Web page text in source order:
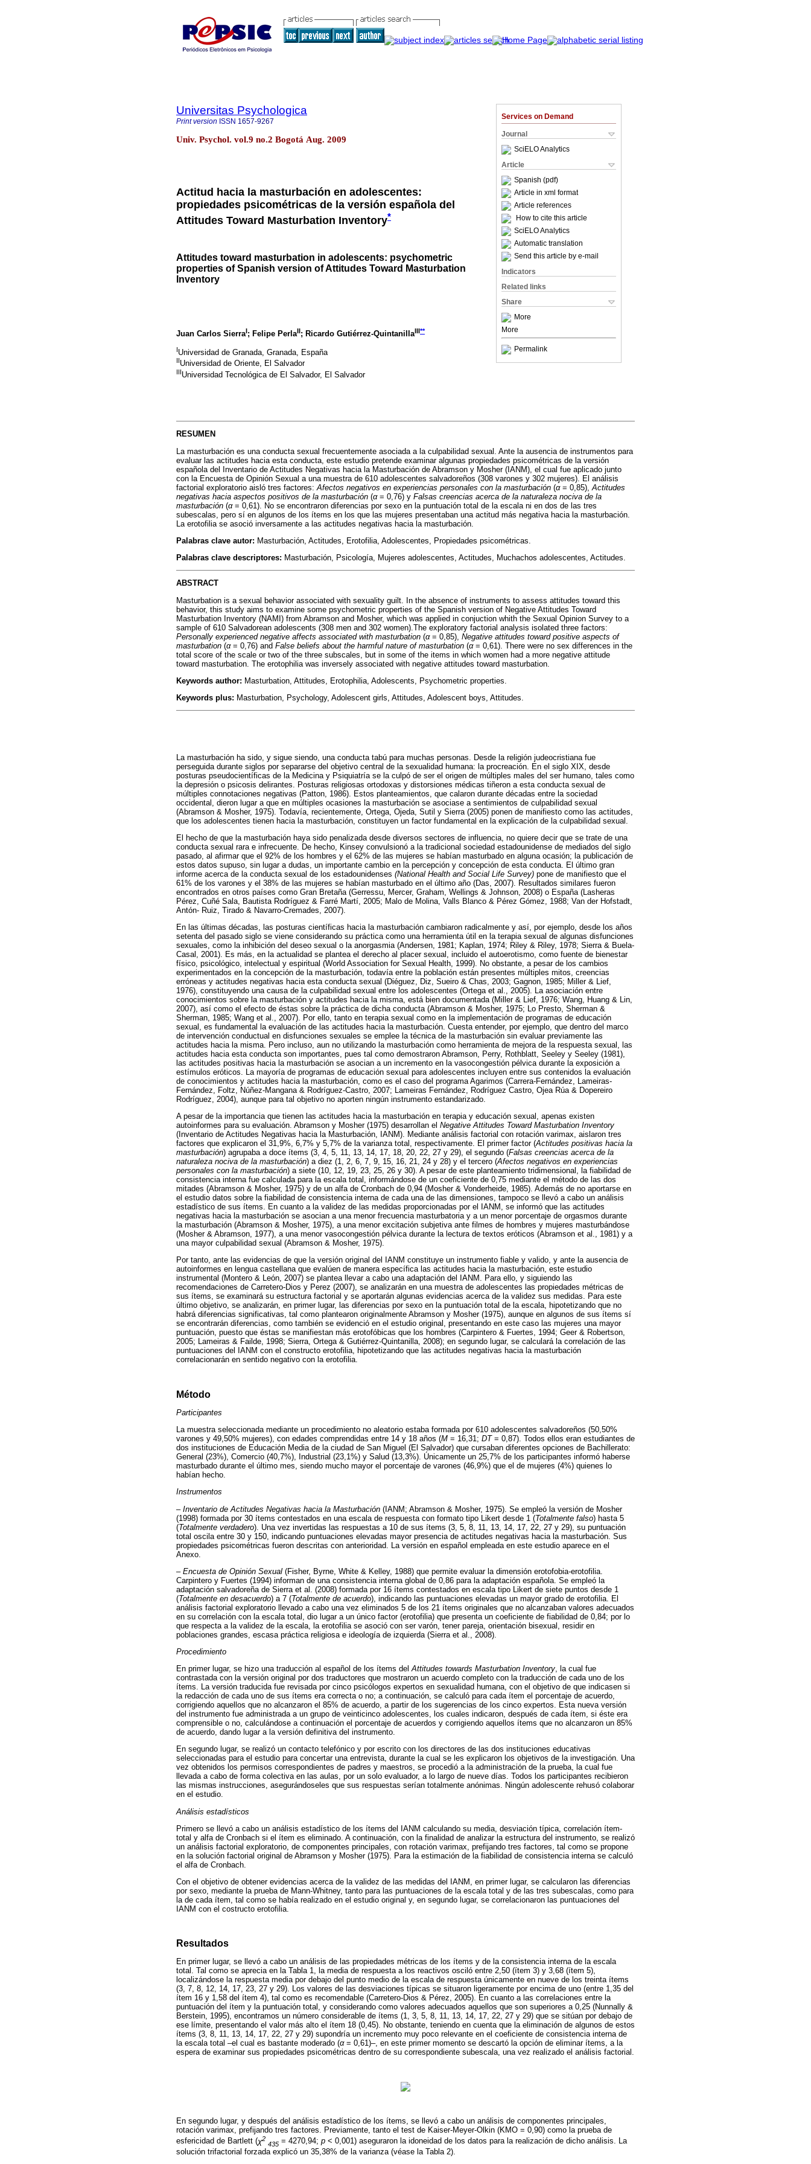
Services on Demand
Journal
SciELO Analytics
Article
Spanish (pdf)
Article in xml format
Article references
How to cite this article
SciELO Analytics
Automatic translation
Send this article by e-mail
Indicators
Related links
Share
More
More
Permalink
Universitas Psychologica
Print version ISSN 1657-9267
Univ. Psychol. vol.9 no.2 Bogotá Aug. 2009
Actitud hacia la masturbación en adolescentes:
propiedades psicométricas de la versión española del
Attitudes Toward Masturbation Inventory*
Attitudes toward masturbation in adolescents: psychometric
properties of Spanish version of Attitudes Toward Masturbation
Inventory
Juan Carlos SierraI; Felipe PerlaII; Ricardo Gutiérrez-QuintanillaIII**
IUniversidad de Granada, Granada, España
IIUniversidad de Oriente, El Salvador
IIIUniversidad Tecnológica de El Salvador, El Salvador
RESUMEN
La masturbación es una conducta sexual frecuentemente asociada a la culpabilidad sexual. Ante la ausencia de instrumentos para
evaluar las actitudes hacia esta conducta, este estudio pretende examinar algunas propiedades psicométricas de la versión
española del Inventario de Actitudes Negativas hacia la Masturbación de Abramson y Mosher (IANM), el cual fue aplicado junto
con la Encuesta de Opinión Sexual a una muestra de 610 adolescentes salvadoreños (308 varones y 302 mujeres). El análisis
factorial exploratorio aisló tres factores: Afectos negativos en experiencias personales con la masturbación (α= 0,85), Actitudes
negativas hacia aspectos positivos de la masturbación (α= 0,76) y Falsas creencias acerca de la naturaleza nociva de la
masturbación (α= 0,61). No se encontraron diferencias por sexo en la puntuación total de la escala ni en dos de las tres
subescalas, pero sí en algunos de los ítems en los que las mujeres presentaban una actitud más negativa hacia la masturbación.
La erotofilia se asoció inversamente a las actitudes negativas hacia la masturbación.
Palabras clave autor: Masturbación, Actitudes, Erotofilia, Adolescentes, Propiedades psicométricas.
Palabras clave descriptores: Masturbación, Psicología, Mujeres adolescentes, Actitudes, Muchachos adolescentes, Actitudes.
ABSTRACT
Masturbation is a sexual behavior associated with sexuality guilt. In the absence of instruments to assess attitudes toward this
behavior, this study aims to examine some psychometric properties of the Spanish version of Negative Attitudes Toward
Masturbation Inventory (NAMI) from Abramson and Mosher, which was applied in conjuction whith the Sexual Opinion Survey to a
sample of 610 Salvadorean adolescents (308 men and 302 women).The exploratory factorial analysis isolated three factors:
Personally experienced negative affects associated with masturbation (α= 0,85), Negative attitudes toward positive aspects of
masturbation (α= 0,76) and False beliefs about the harmful nature of masturbation (α= 0,61). There were no sex differences in the
total score of the scale or two of the three subscales, but in some of the items in which women had a more negative attitude
toward masturbation. The erotophilia was inversely associated with negative attitudes toward masturbation.
Keywords author: Masturbation, Attitudes, Erotophilia, Adolescents, Psychometric properties.
Keywords plus: Masturbation, Psychology, Adolescent girls, Attitudes, Adolescent boys, Attitudes.
La masturbación ha sido, y sigue siendo, una conducta tabú para muchas personas. Desde la religión judeocristiana fue
perseguida durante siglos por separarse del objetivo central de la sexualidad humana: la procreación. En el siglo XIX, desde
posturas pseudocientíficas de la Medicina y Psiquiatría se la culpó de ser el origen de múltiples males del ser humano, tales como
la depresión o psicosis delirantes. Posturas religiosas ortodoxas y distorsiones médicas tiñeron a esta conducta sexual de
múltiples connotaciones negativas (Patton, 1986). Estos planteamientos, que calaron durante décadas entre la sociedad
occidental, dieron lugar a que en múltiples ocasiones la masturbación se asociase a sentimientos de culpabilidad sexual
(Abramson & Mosher, 1975). Todavía, recientemente, Ortega, Ojeda, Sutil y Sierra (2005) ponen de manifiesto como las actitudes,
que los adolescentes tienen hacia la masturbación, constituyen un factor fundamental en la explicación de la culpabilidad sexual.
El hecho de que la masturbación haya sido penalizada desde diversos sectores de influencia, no quiere decir que se trate de una
conducta sexual rara e infrecuente. De hecho, Kinsey convulsionó a la tradicional sociedad estadounidense de mediados del siglo
pasado, al afirmar que el 92% de los hombres y el 62% de las mujeres se habían masturbado en alguna ocasión; la publicación de
estos datos supuso, sin lugar a dudas, un importante cambio en la percepción y concepción de esta conducta. El último gran
informe acerca de la conducta sexual de los estadounidenses (National Health and Social Life Survey) pone de manifiesto que el
61% de los varones y el 38% de las mujeres se habían masturbado en el último año (Das, 2007). Resultados similares fueron
encontrados en otros países como Gran Bretaña (Gerressu, Mercer, Graham, Wellings & Johnson, 2008) o España (Lasheras
Pérez, Cuñé Sala, Bautista Rodríguez & Farré Martí, 2005; Malo de Molina, Valls Blanco & Pérez Gómez, 1988; Van der Hofstadt,
Antón- Ruiz, Tirado & Navarro-Cremades, 2007).
En las últimas décadas, las posturas científicas hacia la masturbación cambiaron radicalmente y así, por ejemplo, desde los años
setenta del pasado siglo se viene considerando su práctica como una herramienta útil en la terapia sexual de algunas disfunciones
sexuales, como la inhibición del deseo sexual o la anorgasmia (Andersen, 1981; Kaplan, 1974; Riley & Riley, 1978; Sierra & Buela-
Casal, 2001). Es más, en la actualidad se plantea el derecho al placer sexual, incluido el autoerotismo, como fuente de bienestar
físico, psicológico, intelectual y espiritual (World Association for Sexual Health, 1999). No obstante, a pesar de los cambios
experimentados en la concepción de la masturbación, todavía entre la población están presentes múltiples mitos, creencias
erróneas y actitudes negativas hacia esta conducta sexual (Diéguez, Diz, Sueiro & Chas, 2003; Gagnon, 1985; Miller & Lief,
1976), constituyendo una causa de la culpabilidad sexual entre los adolescentes (Ortega et al., 2005). La asociación entre
conocimientos sobre la masturbación y actitudes hacia la misma, está bien documentada (Miller & Lief, 1976; Wang, Huang & Lin,
2007), así como el efecto de éstas sobre la práctica de dicha conducta (Abramson & Mosher, 1975; Lo Presto, Sherman &
Sherman, 1985; Wang et al., 2007). Por ello, tanto en terapia sexual como en la implementación de programas de educación
sexual, es fundamental la evaluación de las actitudes hacia la masturbación. Cuesta entender, por ejemplo, que dentro del marco
de intervención conductual en disfunciones sexuales se emplee la técnica de la masturbación sin evaluar previamente las
actitudes hacia la misma. Pero incluso, aun no utilizando la masturbación como herramienta de mejora de la respuesta sexual, las
actitudes hacia esta conducta son importantes, pues tal como demostraron Abramson, Perry, Rothblatt, Seeley y Seeley (1981),
las actitudes positivas hacia la masturbación se asocian a un incremento en la vasocongestión pélvica durante la exposición a
estímulos eróticos. La mayoría de programas de educación sexual para adolescentes incluyen entre sus contenidos la evaluación
de conocimientos y actitudes hacia la masturbación, como es el caso del programa Agarimos (Carrera-Fernández, Lameiras-
Fernández, Foltz, Núñez-Mangana & Rodríguez-Castro, 2007; Lameiras Fernández, Rodríguez Castro, Ojea Rúa & Dopereiro
Rodríguez, 2004), aunque para tal objetivo no aporten ningún instrumento estandarizado.
A pesar de la importancia que tienen las actitudes hacia la masturbación en terapia y educación sexual, apenas existen
autoinformes para su evaluación. Abramson y Mosher (1975) desarrollan el Negative Attitudes Toward Masturbation Inventory
(Inventario de Actitudes Negativas hacia la Masturbación, IANM). Mediante análisis factorial con rotación varimax, aislaron tres
factores que explicaron el 31,9%, 6,7% y 5,7% de la varianza total, respectivamente. El primer factor (Actitudes positivas hacia la
masturbación) agrupaba a doce ítems (3, 4, 5, 11, 13, 14, 17, 18, 20, 22, 27 y 29), el segundo (Falsas creencias acerca de la
naturaleza nociva de la masturbación) a diez (1, 2, 6, 7, 9, 15, 16, 21, 24 y 28) y el tercero (Afectos negativos en experiencias
personales con la masturbación) a siete (10, 12, 19, 23, 25, 26 y 30). A pesar de este planteamiento tridimensional, la fiabilidad de
consistencia interna fue calculada para la escala total, informándose de un coeficiente de 0,75 mediante el método de las dos
mitades (Abramson & Mosher, 1975) y de un alfa de Cronbach de 0,94 (Mosher & Vonderheide, 1985). Además de no aportarse en
el estudio datos sobre la fiabilidad de consistencia interna de cada una de las dimensiones, tampoco se llevó a cabo un análisis
estadístico de sus ítems. En cuanto a la validez de las medidas proporcionadas por el IANM, se informó que las actitudes
negativas hacia la masturbación se asocian a una menor frecuencia masturbatoria y a un menor porcentaje de orgasmos durante
la masturbación (Abramson & Mosher, 1975), a una menor excitación subjetiva ante filmes de hombres y mujeres masturbándose
(Mosher & Abramson, 1977), a una menor vasocongestión pélvica durante la lectura de textos eróticos (Abramson et al., 1981) y a
una mayor culpabilidad sexual (Abramson & Mosher, 1975).
Por tanto, ante las evidencias de que la versión original del IANM constituye un instrumento fiable y valido, y ante la ausencia de
autoinformes en lengua castellana que evalúen de manera específica las actitudes hacia la masturbación, este estudio
instrumental (Montero & León, 2007) se plantea llevar a cabo una adaptación del IANM. Para ello, y siguiendo las
recomendaciones de Carretero-Dios y Perez (2007), se analizarán en una muestra de adolescentes las propiedades métricas de
sus ítems, se examinará su estructura factorial y se aportarán algunas evidencias acerca de la validez sus medidas. Para este
último objetivo, se analizarán, en primer lugar, las diferencias por sexo en la puntuación total de la escala, hipotetizando que no
habrá diferencias significativas, tal como plantearon originalmente Abramson y Mosher (1975), aunque en algunos de sus ítems sí
se encontrarán diferencias, como también se evidenció en el estudio original, presentando en este caso las mujeres una mayor
puntuación, puesto que éstas se manifiestan más erotofóbicas que los hombres (Carpintero & Fuertes, 1994; Geer & Robertson,
2005; Lameiras & Failde, 1998; Sierra, Ortega & Gutiérrez-Quintanilla, 2008); en segundo lugar, se calculará la correlación de las
puntuaciones del IANM con el constructo erotofilia, hipotetizando que las actitudes negativas hacia la masturbación
correlacionarán en sentido negativo con la erotofilia.
Método
Participantes
La muestra seleccionada mediante un procedimiento no aleatorio estaba formada por 610 adolescentes salvadoreños (50,50%
varones y 49,50% mujeres), con edades comprendidas entre 14 y 18 años (M = 16,31; DT= 0,87). Todos ellos eran estudiantes de
dos instituciones de Educación Media de la ciudad de San Miguel (El Salvador) que cursaban diferentes opciones de Bachillerato:
General (23%), Comercio (40,7%), Industrial (23,1%) y Salud (13,3%). Únicamente un 25,7% de los participantes informó haberse
masturbado durante el último mes, siendo mucho mayor el porcentaje de varones (46,9%) que el de mujeres (4%) quienes lo
habían hecho.
Instrumentos
– Inventario de Actitudes Negativas hacia la Masturbación (IANM; Abramson & Mosher, 1975). Se empleó la versión de Mosher
(1998) formada por 30 ítems contestados en una escala de respuesta con formato tipo Likert desde 1 (Totalmente falso) hasta 5
(Totalmente verdadero). Una vez invertidas las respuestas a 10 de sus ítems (3, 5, 8, 11, 13, 14, 17, 22, 27 y 29), su puntuación
total oscila entre 30 y 150, indicando puntuaciones elevadas mayor presencia de actitudes negativas hacia la masturbación. Sus
propiedades psicométricas fueron descritas con anterioridad. La versión en español empleada en este estudio aparece en el
Anexo.
– Encuesta de Opinión Sexual (Fisher, Byrne, White & Kelley, 1988) que permite evaluar la dimensión erotofobia-erotofilia.
Carpintero y Fuertes (1994) informan de una consistencia interna global de 0,86 para la adaptación española. Se empleó la
adaptación salvadoreña de Sierra et al. (2008) formada por 16 ítems contestados en escala tipo Likert de siete puntos desde 1
(Totalmente en desacuerdo) a 7 (Totalmente de acuerdo), indicando las puntuaciones elevadas un mayor grado de erotofilia. El
análisis factorial exploratorio llevado a cabo una vez eliminados 5 de los 21 ítems originales que no alcanzaban valores adecuados
en su correlación con la escala total, dio lugar a un único factor (erotofilia) que presenta un coeficiente de fiabilidad de 0,84; por lo
que respecta a la validez de la escala, la erotofilia se asoció con ser varón, tener pareja, orientación bisexual, residir en
poblaciones grandes, escasa práctica religiosa e ideología de izquierda (Sierra et al., 2008).
Procedimiento
En primer lugar, se hizo una traducción al español de los ítems delAttitudes towards Masturbation Inventory, la cual fue
contrastada con la versión original por dos traductores que mostraron un acuerdo completo con la traducción de cada uno de los
ítems. La versión traducida fue revisada por cinco psicólogos expertos en sexualidad humana, con el objetivo de que indicasen si
la redacción de cada uno de sus ítems era correcta o no; a continuación, se calculó para cada ítem el porcentaje de acuerdo,
corrigiendo aquellos que no alcanzaron el 85% de acuerdo, a partir de los sugerencias de los cinco expertos. Esta nueva versión
del instrumento fue administrada a un grupo de veinticinco adolescentes, los cuales indicaron, después de cada ítem, si éste era
comprensible o no, calculándose a continuación el porcentaje de acuerdos y corrigiendo aquellos ítems que no alcanzaron un 85%
de acuerdo, dando lugar a la versión definitiva del instrumento.
En segundo lugar, se realizó un contacto telefónico y por escrito con los directores de las dos instituciones educativas
seleccionadas para el estudio para concertar una entrevista, durante la cual se les explicaron los objetivos de la investigación. Una
vez obtenidos los permisos correspondientes de padres y maestros, se procedió a la administración de la prueba, la cual fue
llevada a cabo de forma colectiva en las aulas, por un solo evaluador, a lo largo de nueve días. Todos los participantes recibieron
las mismas instrucciones, asegurándoseles que sus respuestas serían totalmente anónimas. Ningún adolescente rehusó colaborar
en el estudio.
Análisis estadísticos
Primero se llevó a cabo un análisis estadístico de los ítems del IANM calculando su media, desviación típica, correlación ítem-
total y alfa de Cronbach si el ítem es eliminado. A continuación, con la finalidad de analizar la estructura del instrumento, se realizó
un análisis factorial exploratorio, de componentes principales, con rotación varimax, prefijando tres factores, tal como se propone
en la solución factorial original de Abramson y Mosher (1975). Para la estimación de la fiabilidad de consistencia interna se calculó
el alfa de Cronbach.
Con el objetivo de obtener evidencias acerca de la validez de las medidas del IANM, en primer lugar, se calcularon las diferencias
por sexo, mediante la prueba de Mann-Whitney, tanto para las puntuaciones de la escala total y de las tres subescalas, como para
la de cada ítem, tal como se había realizado en el estudio original y, en segundo lugar, se correlacionaron las puntuaciones del
IANM con el costructo erotofilia.
Resultados
En primer lugar, se llevó a cabo un análisis de las propiedades métricas de los ítems y de la consistencia interna de la escala
total. Tal como se aprecia en la Tabla 1, la media de respuesta a los reactivos osciló entre 2,50 (ítem 3) y 3,68 (ítem 5),
localizándose la respuesta media por debajo del punto medio de la escala de respuesta únicamente en nueve de los treinta ítems
(3, 7, 8, 12, 14, 17, 23, 27 y 29). Los valores de las desviaciones típicas se situaron ligeramente por encima de uno (entre 1,35 del
ítem 16 y 1,58 del ítem 4), tal como es recomendable (Carretero-Dios & Pérez, 2005). En cuanto a las correlaciones entre la
puntuación del ítem y la puntuación total, y considerando como valores adecuados aquellos que son superiores a 0,25 (Nunnally &
Berstein, 1995), encontramos un número considerable de ítems (1, 3, 5, 8, 11, 13, 14, 17, 22, 27 y 29) que se sitúan por debajo de
ese límite, presentando el valor más alto el ítem 18 (0,45). No obstante, teniendo en cuenta que la eliminación de algunos de estos
ítems (3, 8, 11, 13, 14, 17, 22, 27 y 29) supondría un incremento muy poco relevante en el coeficiente de consistencia interna de
la escala total –el cual es bastante moderado (α= 0,61)–, en este primer momento se descartó la opción de eliminar ítems, a la
espera de examinar sus propiedades psicométricas dentro de su correspondiente subescala, una vez realizado el análisis factorial.
En segundo lugar, y después del análisis estadístico de los ítems, se llevó a cabo un análisis de componentes principales,
rotación varimax, prefijando tres factores. Previamente, tanto el test de Kaiser-Meyer-Olkin (KMO = 0,90) como la prueba de
esfericidad de Bartlett (χ2
435 = 4270,94; p < 0,001) aseguraron la idoneidad de los datos para la realización de dicho análisis. La
solución trifactorial forzada explicó un 35,38% de la varianza (véase la Tabla 2).